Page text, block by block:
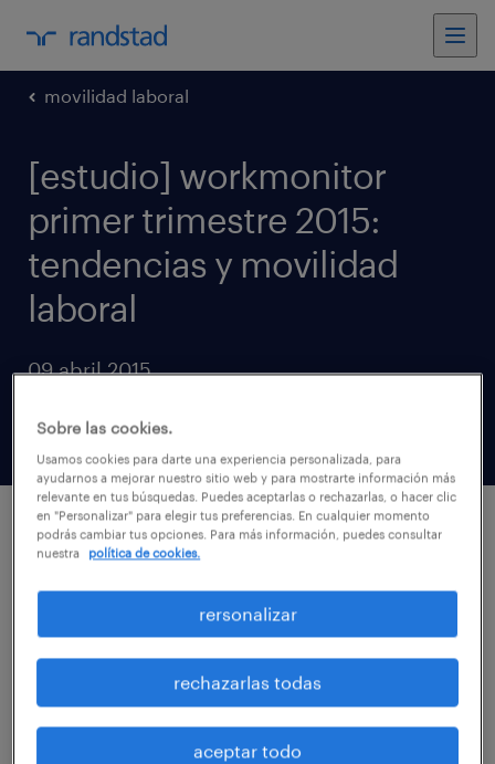
movilidad laboral
[estudio] workmonitor
primer trimestre 2015:
tendencias y movilidad
laboral
09 abril 2015
Sobre las cookies.
Usamos cookies para darte una experiencia personalizada, para
ayudarnos a mejorar nuestro sitio web y para mostrarte información más
relevante en tus búsquedas. Puedes aceptarlas o rechazarlas, o hacer clic
en "Personalizar" para elegir tus preferencias. En cualquier momento
podrás cambiar tus opciones. Para más información, puedes consultar
nuestra
política de cookies.
rersonalizar
rechazarlas todas
aceptar todo